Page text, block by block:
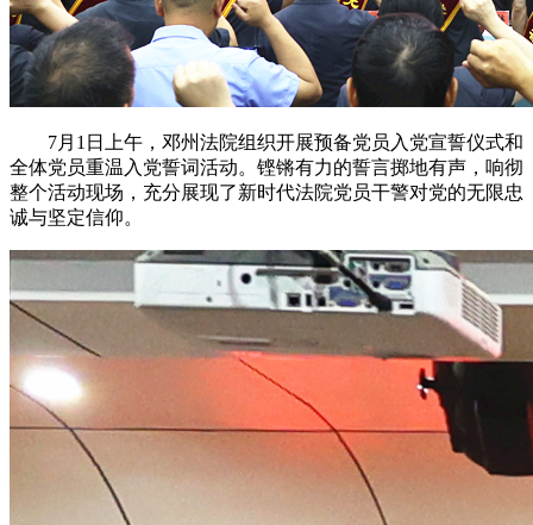
7月1日上午，邓州法院组织开展预备党员入党宣誓仪式和
全体党员重温入党誓词活动。铿锵有力的誓言掷地有声，响彻
整个活动现场，充分展现了新时代法院党员干警对党的无限忠
诚与坚定信仰。